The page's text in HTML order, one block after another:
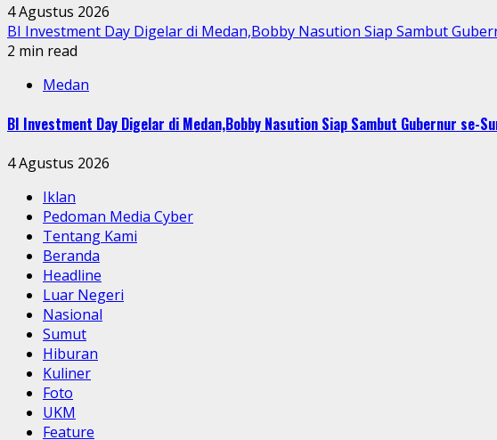
4 Agustus 2026
BI Investment Day Digelar di Medan,Bobby Nasution Siap Sambut
2 min read
Medan
BI Investment Day Digelar di Medan,Bobby Nasution Siap Sambut Gubernur se-
4 Agustus 2026
Iklan
Pedoman Media Cyber
Tentang Kami
Beranda
Headline
Luar Negeri
Nasional
Sumut
Hiburan
Kuliner
Foto
UKM
Feature